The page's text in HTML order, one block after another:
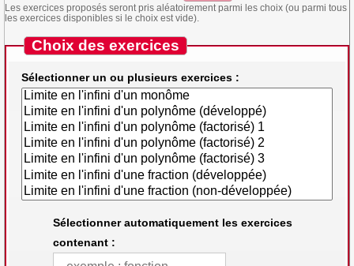
Les exercices proposés seront pris aléatoirement parmi les choix (ou parmi tous
les exercices disponibles si le choix est vide).
Choix des exercices
Sélectionner un ou plusieurs exercices :
Sélectionner automatiquement les exercices
contenant :